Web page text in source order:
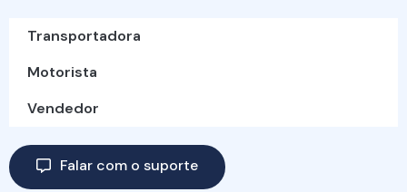
Transportadora
Motorista
Vendedor
Falar com o suporte